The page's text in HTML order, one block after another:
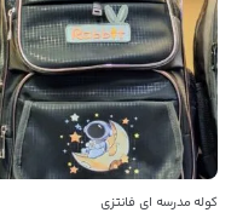
کوله مدرسه ای فانتزی